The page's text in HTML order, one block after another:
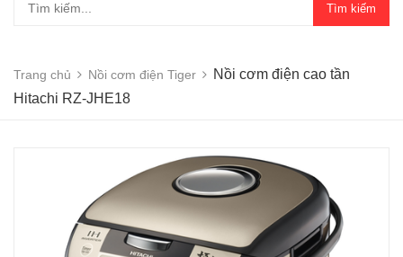
Tìm kiếm
Trang chủ Nồi cơm điện Tiger
Nồi cơm điện cao tần
Hitachi RZ-JHE18